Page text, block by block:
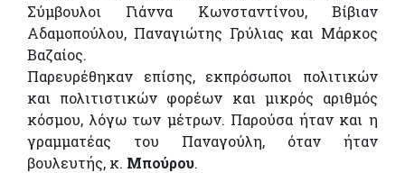
Σύμβουλοι Γιάννα Κωνσταντίνου, Βίβιαν
Αδαμοπούλου, Παναγιώτης Γρύλιας και Μάρκος
Βαζαίος.
Παρευρέθηκαν επίσης, εκπρόσωποι πολιτικών
και πολιτιστικών φορέων και μικρός αριθμός
κόσμου, λόγω των μέτρων. Παρούσα ήταν και η
γραμματέας του Παναγούλη, όταν ήταν
βουλευτής, κ. Μπούρου.